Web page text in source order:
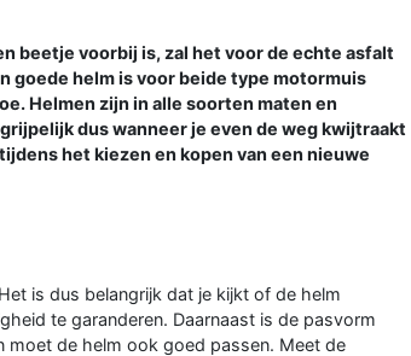
beetje voorbij is, zal het voor de echte asfalt
goede helm is voor beide type motormuis
Helmen zijn in alle soorten maten en
dus wanneer je even de weg kwijtraakt
het kiezen en kopen van een nieuwe
is dus belangrijk dat je kijkt of de helm
te garanderen. Daarnaast is de pasvorm
moet de helm ook goed passen. Meet de